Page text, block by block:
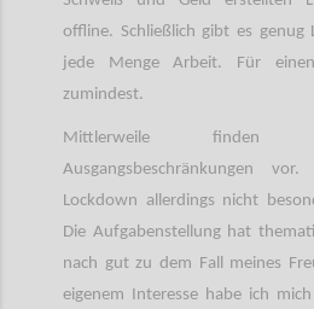
offline. Schließlich gibt es genug
jede Menge Arbeit. Für
zumindest.
Mittlerweile
Ausgangsbeschränkungen
Lockdown allerdings nicht
Die Aufgabenstellung hat
nach gut zu dem Fall meines
eigenem Interesse habe ich